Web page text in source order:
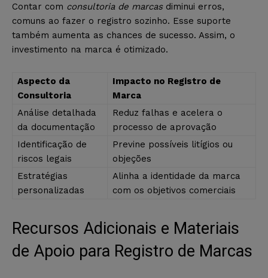
Contar com consultoria de marcasdiminui erros,
comuns ao fazer o registro sozinho. Esse suporte
também aumenta as chances de sucesso. Assim, o
investimento na marca é otimizado.
Aspecto da
Consultoria
Impacto no Registro de
Marca
Análise detalhada
da documentação
Reduz falhas e acelera o
processo de aprovação
Identificação de
riscos legais
Previne possíveis litígios ou
objeções
Estratégias
personalizadas
Alinha a identidade da marca
com os objetivos comerciais
Recursos Adicionais e Materiais
de Apoio para Registro de Marcas